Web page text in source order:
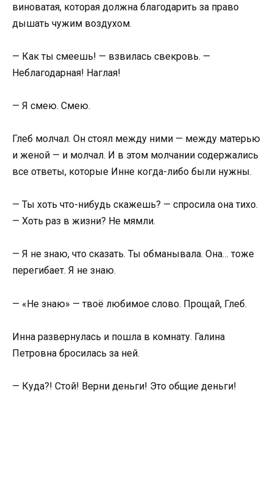
виноватая, которая должна благодарить за право
дышать чужим воздухом.
— Как ты смеешь! — взвилась свекровь. —
Неблагодарная! Наглая!
— Я смею. Смею.
Глеб молчал. Он стоял между ними — между матерью
и женой — и молчал. И в этом молчании содержались
все ответы, которые Инне когда-либо были нужны.
— Ты хоть что-нибудь скажешь? — спросила она тихо.
— Хоть раз в жизни? Не мямли.
— Я не знаю, что сказать. Ты обманывала. Она… тоже
перегибает. Я не знаю.
— «Не знаю» — твоё любимое слово. Прощай, Глеб.
Инна развернулась и пошла в комнату. Галина
Петровна бросилась за ней.
— Куда?! Стой! Верни деньги! Это общие деньги!